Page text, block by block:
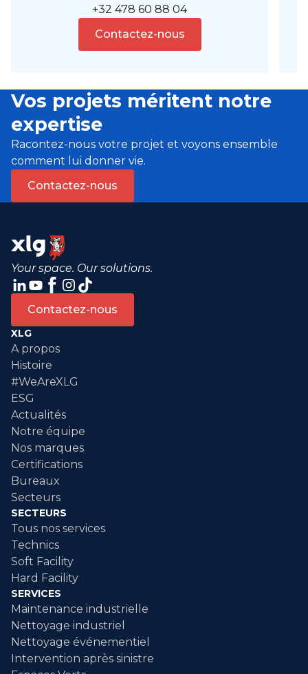
+32 478 60 88 04
Contactez-nous
Vos projets méritent notre
expertise
Racontez-nous votre projet et voyons ensemble
comment lui donner vie.
Contactez-nous
Your space. Our solutions.
Contactez-nous
XLG
A propos
Histoire
#WeAreXLG
ESG
Actualités
Notre équipe
Nos marques
Certifications
Bureaux
Secteurs
SECTEURS
Tous nos services
Technics
Soft Facility
Hard Facility
SERVICES
Maintenance industrielle
Nettoyage industriel
Nettoyage événementiel
Intervention après sinistre